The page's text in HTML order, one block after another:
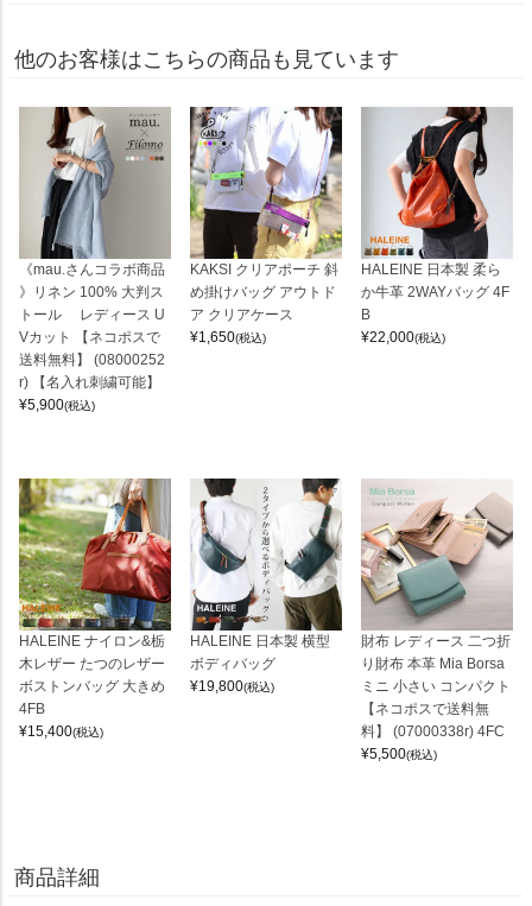
他のお客様はこちらの商品も見ています
《mau.さんコラボ商品
》リネン 100% 大判ス
トール レディース U
Vカット 【ネコポスで
送料無料】 (08000252
r) 【名入れ刺繍可能】
¥5,900(税込)
KAKSI クリアポーチ 斜
め掛けバッグ アウトド
ア クリアケース
¥1,650(税込)
HALEINE 日本製 柔ら
か牛革 2WAYバッグ 4F
B
¥22,000(税込)
HALEINE ナイロン&栃
木レザー たつのレザー
ボストンバッグ 大きめ
4FB
¥15,400(税込)
HALEINE 日本製 横型
ボディバッグ
¥19,800(税込)
財布 レディース 二つ折
り財布 本革 Mia Borsa
ミニ 小さい コンパクト
【ネコポスで送料無
料】 (07000338r) 4FC
¥5,500(税込)
商品詳細